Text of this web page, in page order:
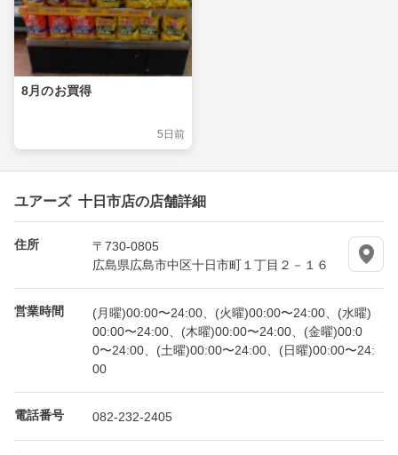
8月のお買得
5日前
ユアーズ 十日市店の店舗詳細
住所
〒730-0805
広島県広島市中区十日市町１丁目２－１６
営業時間
(月曜)00:00〜24:00、(火曜)00:00〜24:00、(水曜)
00:00〜24:00、(木曜)00:00〜24:00、(金曜)00:0
0〜24:00、(土曜)00:00〜24:00、(日曜)00:00〜24:
00
電話番号 082-232-2405